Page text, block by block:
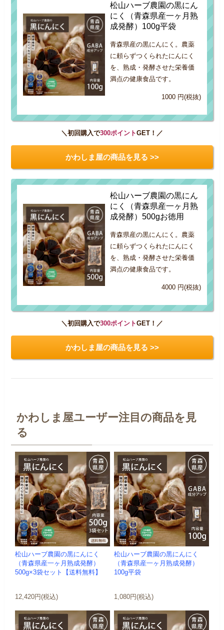
松山ハーブ農園の黒にん
にく（青森県産一ヶ月熟
成発酵）100g平袋
青森県産の黒にんにく。農薬
に頼らずつくられたにんにく
を、熟成・発酵させた栄養価
満点の健康食品です。
1000 円(税抜)
＼初回購入で300ポイントGET！／
かわしま屋の商品を見る >>
松山ハーブ農園の黒にん
にく（青森県産一ヶ月熟
成発酵）500gお徳用
青森県産の黒にんにく。農薬
に頼らずつくられたにんにく
を、熟成・発酵させた栄養価
満点の健康食品です。
4000 円(税抜)
＼初回購入で300ポイントGET！／
かわしま屋の商品を見る >>
かわしま屋ユーザー注目の商品を見
る
松山ハーブ農園の黒にんにく
（青森県産一ヶ月熟成発酵）
500g×3袋セット【送料無料】
12,420円(税込)
松山ハーブ農園の黒にんにく
（青森県産一ヶ月熟成発酵）
100g平袋
1,080円(税込)